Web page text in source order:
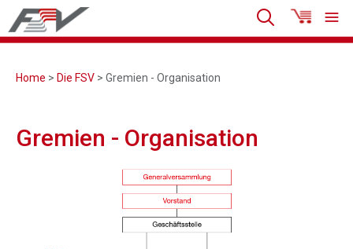
Home > Die FSV > Gremien - Organisation
Gremien - Organisation